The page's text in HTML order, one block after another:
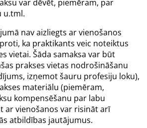
var dēvēt, piemēram, par
u.tml.
nav aizliegts ar vienošanos
ka praktikants veic noteiktus
vietai. Šāda samaksa var būt
prakses vietas nodrošināšanu
izņemot šauru profesiju loku),
materiālu (piemēram,
kompensēšanu par labu
ar vienošanos var risināt arī
atbildības jautājumus.